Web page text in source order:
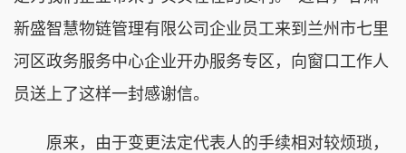
新盛智慧物链管理有限公司企业员工来到兰州市七里
河区政务服务中心企业开办服务专区，向窗口工作人
员送上了这样一封感谢信。
原来，由于变更法定代表人的手续相对较烦琐，